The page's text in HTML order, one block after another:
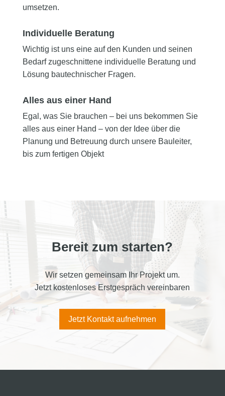
umsetzen.
Individuelle Beratung
Wichtig ist uns eine auf den Kunden und seinen
Bedarf zugeschnittene individuelle Beratung und
Lösung bautechnischer Fragen.
Alles aus einer Hand
Egal, was Sie brauchen – bei uns bekommen Sie
alles aus einer Hand – von der Idee über die
Planung und Betreuung durch unsere Bauleiter,
bis zum fertigen Objekt
Bereit zum starten?
Wir setzen gemeinsam Ihr Projekt um.
Jetzt kostenloses Erstgespräch vereinbaren
Jetzt Kontakt aufnehmen